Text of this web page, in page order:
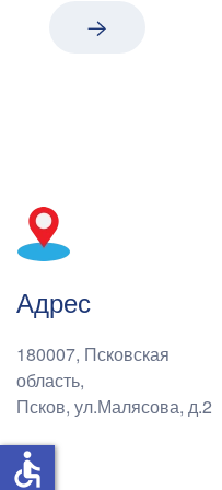
Адрес
180007, Псковская
область,
Псков, ул.Малясова, д.2
accessible